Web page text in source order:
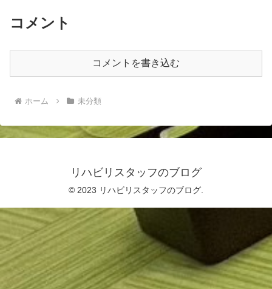
コメント
コメントを書き込む
ホーム 未分類
リハビリスタッフのブログ
© 2023 リハビリスタッフのブログ.